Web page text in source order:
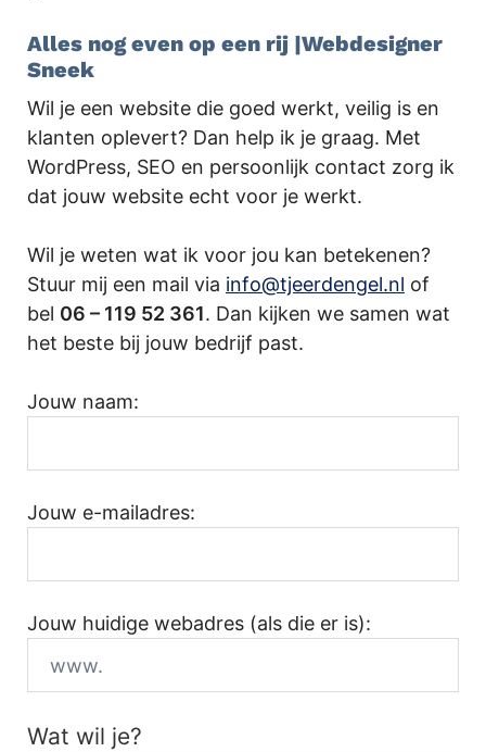
Alles nog even op een rij |Webdesigner
Sneek
Wil je een website die goed werkt, veilig is en
klanten oplevert? Dan help ik je graag. Met
WordPress, SEO en persoonlijk contact zorg ik
dat jouw website echt voor je werkt.
Wil je weten wat ik voor jou kan betekenen?
Stuur mij een mail via info@tjeerdengel.nl of
bel 06 – 119 52 361. Dan kijken we samen wat
het beste bij jouw bedrijf past.
Jouw naam:
Jouw e-mailadres:
Jouw huidige webadres (als die er is):
Wat wil je?